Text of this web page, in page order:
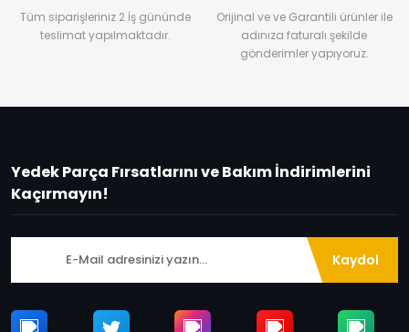
Tüm siparişleriniz 2 İş gününde
teslimat yapılmaktadır.
Orijinal ve ve Garantili ürünler ile
adınıza faturalı şekilde
gönderimler yapıyoruz.
Yedek Parça Fırsatlarını ve Bakım İndirimlerini
Kaçırmayın!
Kaydol